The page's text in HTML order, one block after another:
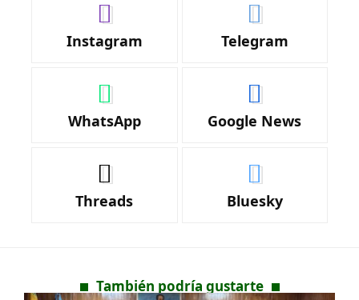
Instagram Telegram
WhatsApp Google News
Threads Bluesky
También podría gustarte